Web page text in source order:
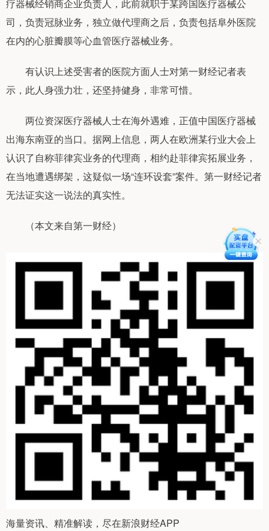
疗器械经销商企业负责人，此前就职于某跨国医疗器械公
司，负责冠脉业务，独立做代理商之后，负责包括阜外医院
在内的心脏瓣膜等心血管医疗器械业务。
有认识上述受害者的医院方面人士对第一财经记者表
示，此人身强力壮，还坚持健身，非常可惜。
两位资深医疗器械人士在海外遇难，正值中国医疗器械
出海东南亚的当口。据网上信息，两人在欧洲某行业大会上
认识了自称菲律宾业务的代理商，相约赴菲律宾拓展业务，
在当地遭遇绑架，这疑似一场“连环设套”案件。第一财经记者
无法证实这一说法的真实性。
（本文来自第一财经）
海量资讯、精准解读，尽在新浪财经APP